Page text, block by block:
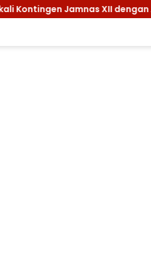
XII dengan Atribut dan